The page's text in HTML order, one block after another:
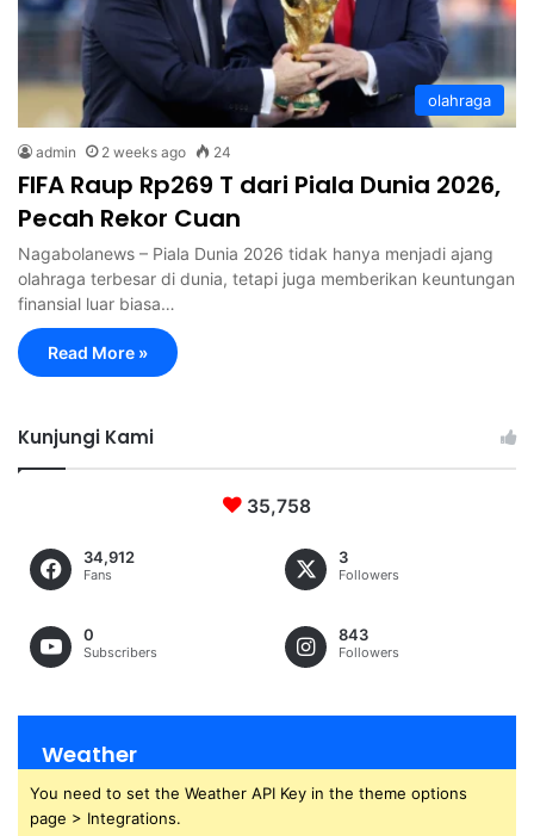
olahraga
admin 2 weeks ago 24
FIFA Raup Rp269 T dari Piala Dunia 2026,
Pecah Rekor Cuan
Nagabolanews – Piala Dunia 2026 tidak hanya menjadi ajang
olahraga terbesar di dunia, tetapi juga memberikan keuntungan
finansial luar biasa…
Read More »
Kunjungi Kami
35,758
34,912
Fans
3
Followers
0
Subscribers
843
Followers
Weather
You need to set the Weather API Key in the theme options
page > Integrations.